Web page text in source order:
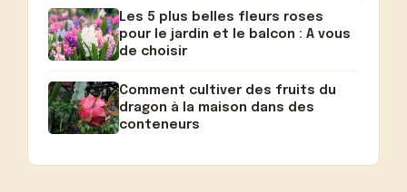
Les 5 plus belles fleurs roses
pour le jardin et le balcon : A vous
de choisir
Comment cultiver des fruits du
dragon à la maison dans des
conteneurs